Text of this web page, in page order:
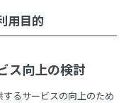
用目的
ス向上の検討
るサービスの向上のため